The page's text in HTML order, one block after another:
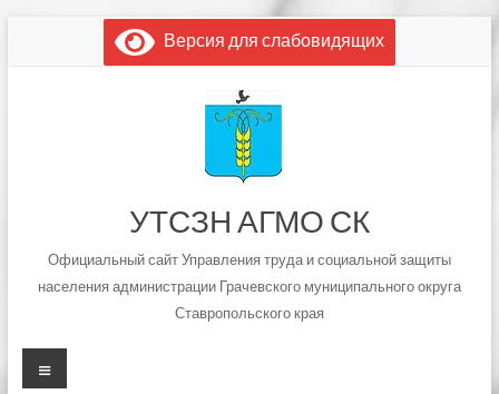
содержимому
Версия для слабовидящих
УТСЗН АГМО СК
Официальный сайт Управления труда и социальной защиты
населения администрации Грачевского муниципального округа
Ставропольского края
Меню